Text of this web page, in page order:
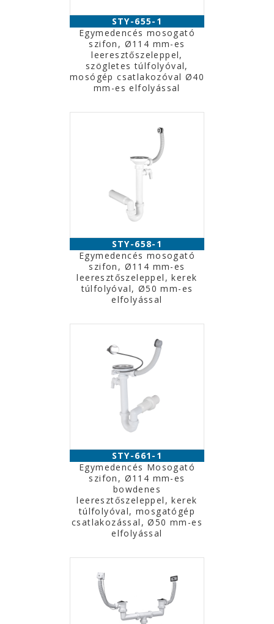
STY-655-1
Egymedencés mosogató
szifon, Ø114 mm-es
leeresztőszeleppel,
szögletes túlfolyóval,
mosógép csatlakozóval Ø40
mm-es elfolyással
STY-658-1
Egymedencés mosogató
szifon, Ø114 mm-es
leeresztőszeleppel, kerek
túlfolyóval, Ø50 mm-es
elfolyással
STY-661-1
Egymedencés Mosogató
szifon, Ø114 mm-es
bowdenes
leeresztőszeleppel, kerek
túlfolyóval, mosgatógép
csatlakozással, Ø50 mm-es
elfolyással